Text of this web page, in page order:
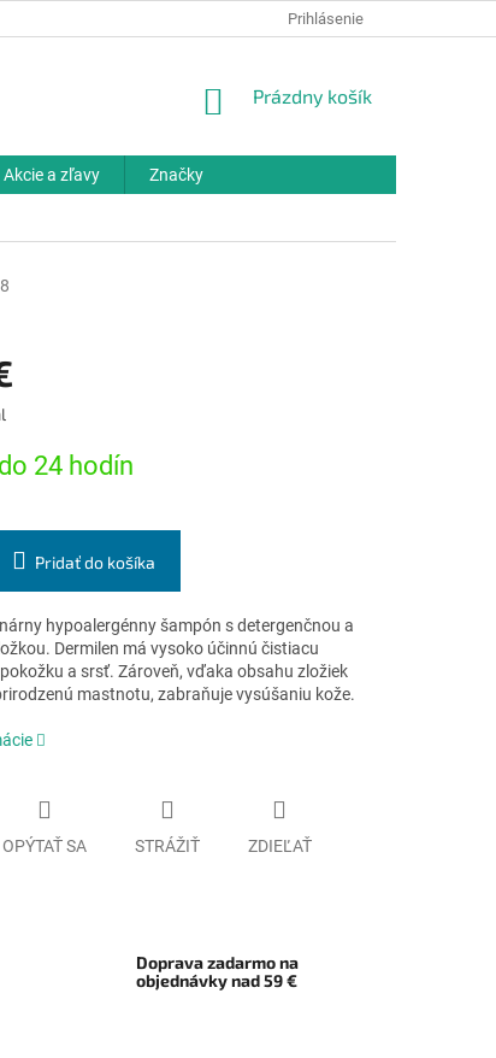
ODBORNÉ
Prihlásenie
NÁKUPNÝ
Prázdny košík
Akcie a zľavy Značky
24 hodín
Pridať do košíka
hypoalergénny šampón s detergenčnou a
Dermilen má vysoko účinnú čistiacu
a srsť. Zároveň, vďaka obsahu zložiek
mastnotu, zabraňuje vysúšaniu kože.
OPÝTAŤ SA STRÁŽIŤ ZDIEĽAŤ
Doprava zadarmo na
objednávky nad 59 €